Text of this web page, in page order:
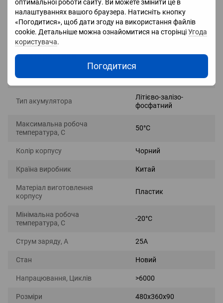
оптимальної роботи сайту. Ви можете змінити це в
налаштуваннях вашого браузера. Натисніть кнопку
«Погодитися», щоб дати згоду на використання файлів
cookie. Детальніше можна ознайомитися на сторінціУгода
користувача.
Погодитися
жовтні 2018 р.)
Акредитація CEC (Clean Energy Council), (затверджено
Австралійською радою чистої енергії: 25 січня 2019 р.)
Характеристики
Вага, кг 22 кг
Тип акумулятора
Літієво-залізо-
фосфатний
Максимальна робоча
температура, С
50°C
Колір корпусу Чорний
Країна виробник Китай
Матеріал виготовлення
корпусу
Пластик
Мінімальна робоча
температура, С
-20°C
Струм заряду, А 25А
Стан Новий
Напрацювання, Циклів >6000
Розміри 480х360х90